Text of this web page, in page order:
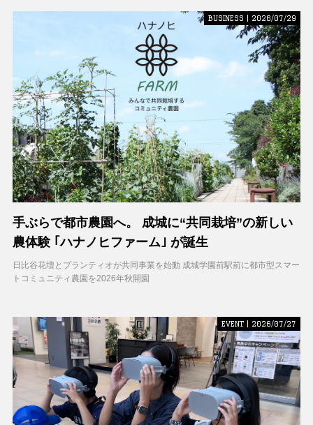
BUSINESS | 2026/07/29
手ぶらで都市農園へ。 成城に“共同栽培”の新しい
農体験 ｢ハナノヒファーム｣ が誕生
日比谷花壇とプランティオが共同事業を始動 成城学園前駅前に都市型スマー
トコミュニティ農園を2026年秋開園
EVENT | 2026/07/27